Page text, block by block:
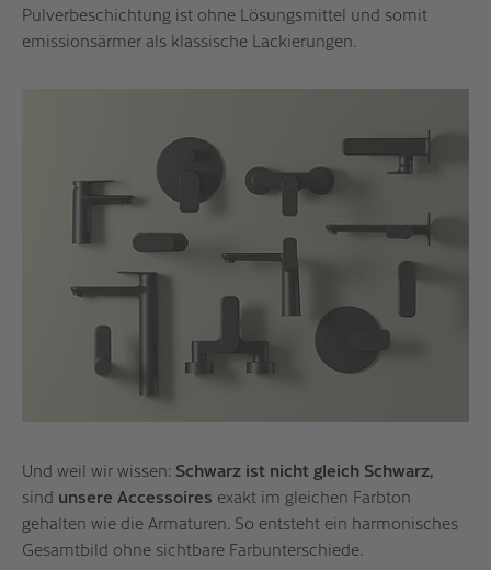
Pulverbeschichtung ist ohne Lösungsmittel und somit
emissionsärmer als klassische Lackierungen.
Und weil wir wissen: Schwarz ist nicht gleich Schwarz,
sind unsere Accessoires exakt im gleichen Farbton
gehalten wie die Armaturen. So entsteht ein harmonisches
Gesamtbild ohne sichtbare Farbunterschiede.